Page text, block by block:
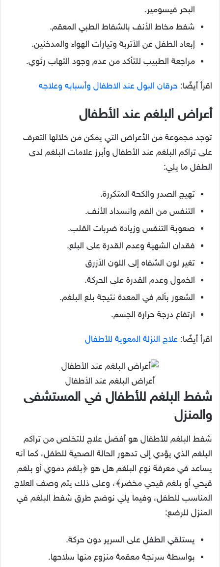
البحر فيسومير.
شفط مخاط الأنف بالشفاط الطبي المعقم.
إبعاد الطفل عن الأتربة وتيارات الهواء والمدخنين.
مراجعة الطبيب للتأكد من عدم وجود التهاب رئوي.
اقرأ أيضًا: حرقان البول عند الاطفال وأسبابه وعلاجه
أعراض البلغم عند الأطفال
توجد مجموعة من الأعراض التي يمكن من خلالها التعرف
على تراكم البلغم عند الأطفال وأبرز علامات البلغم لدى
الطفل ما يلي:
تهيج الصدر والكحة المتكررة.
التنفس من الفم وانسداد الأنف.
صعوبة التنفس وزيادة ضربات القلب.
فقدان الشهية وعدم القدرة على البلع.
تغير لون الشفاه إلى اللون الأزرق
الخمول وعدم القدرة على الحركة.
الشعور بألم في المعدة نتيجة بلع البلغم.
ارتفاع درجة حرارة الجسم.
اقرأ أيضًا: علاج النزلة المعوية للأطفال
أعراض البلغم عند الأطفال
شفط البلغم للأطفال في المستشفى
والمنزل
شفط البلغم للأطفال هو أفضل علاج للتخلص من تراكم
البلغم الذي يؤدي إلى تدهور الحالة الصحية للطفل، كما أنه
يساعد في معرفة نوع البلغم هل هو ﴿بلغم دموي أو بلغم
قيحي أو بلغم قيحي مخضر﴾، وعلى ذلك يتم وصف العلاج
المناسب للطفل، وفيما يلي نوضح طرق شفط البلغم في
المنزل للرضع:
يستلقي الطفل على السرير دون حركة.
بواسطة سرنجة معقمة منزوع منها سلاحها.